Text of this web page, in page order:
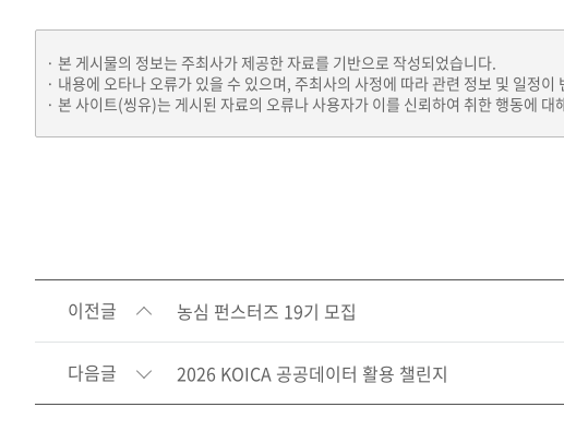
본 게시물의 정보는 주최사가 제공한 자료를 기반으로 작성되었습니다.
내용에 오타나 오류가 있을 수 있으며, 주최사의 사정에 따라 관련 정보 및 일정
본 사이트(씽유)는 게시된 자료의 오류나 사용자가 이를 신뢰하여 취한 행동에 대
이전글 농심 펀스터즈 19기 모집
다음글 2026 KOICA 공공데이터 활용 챌린지